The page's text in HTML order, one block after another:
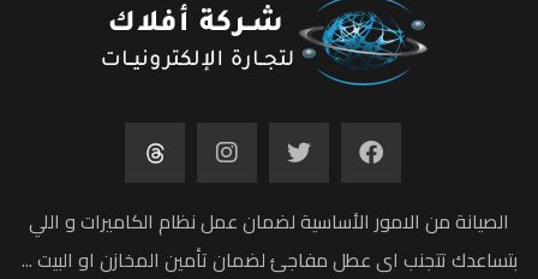
الصيانة من الامور الأساسية لضمان عمل نظام الكاميرات و اللي
بتساعدك تتجنب اى عطل مفاجئ لضمان تأمين المخازن او البيت ...